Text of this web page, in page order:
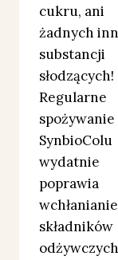
cukru, ani
żadnych
substancji
słodzących!
Regularne
spożywanie
SynbioColu
wydatnie
poprawia
wchłanianie
składników